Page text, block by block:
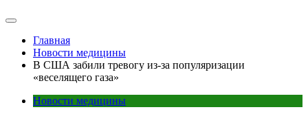
Главная
Новости медицины
В США забили тревогу из-за популяризации
«веселящего газа»
Новости медицины